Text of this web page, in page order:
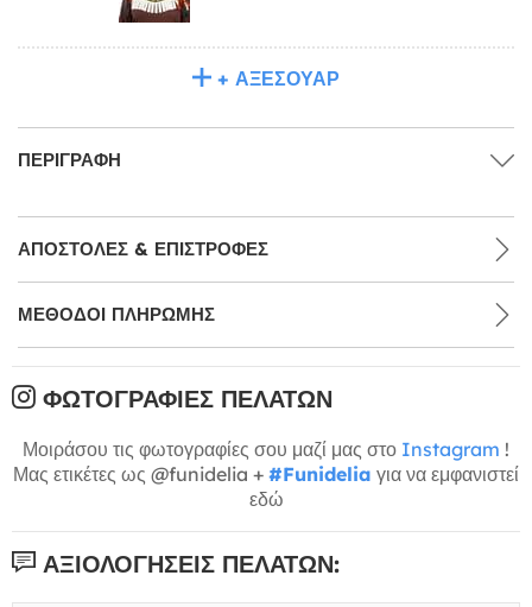
+ ΑΞΕΣΟΥΆΡ
ΠΕΡΙΓΡΑΦΉ
ΑΠΟΣΤΟΛΈΣ & ΕΠΙΣΤΡΟΦΈΣ
ΜΕΘΌΔΟΙ ΠΛΗΡΩΜΉΣ
ΦΩΤΟΓΡΑΦΊΕΣ ΠΕΛΑΤΏΝ
Μοιράσου τις φωτογραφίες σου μαζί μας στο Instagram !
Μας ετικέτες ως @funidelia + #Funidelia για να εμφανιστεί
εδώ
ΑΞΙΟΛΟΓΉΣΕΙΣ ΠΕΛΑΤΏΝ: